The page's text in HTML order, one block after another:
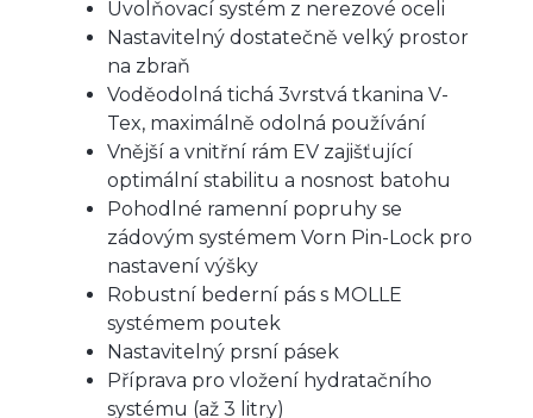
Uvolňovací systém z nerezové oceli
Nastavitelný dostatečně velký prostor
na zbraň
Voděodolná tichá 3vrstvá tkanina V-
Tex, maximálně odolná používání
Vnější a vnitřní rám EV zajišťující
optimální stabilitu a nosnost batohu
Pohodlné ramenní popruhy se
zádovým systémem Vorn Pin-Lock pro
nastavení výšky
Robustní bederní pás s MOLLE
systémem poutek
Nastavitelný prsní pásek
Příprava pro vložení hydratačního
systému (až 3 litry)